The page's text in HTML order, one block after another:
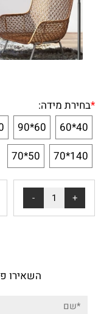
*בחירת מידה:
40*60
60*90
140*70
50*70
השאירו